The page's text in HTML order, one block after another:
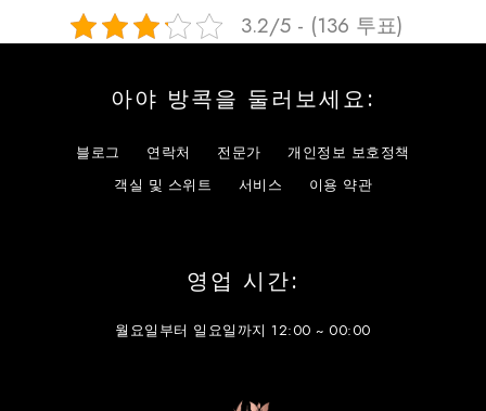
3.2/5 - (136 투표)
아야 방콕을 둘러보세요:
블로그 연락처 전문가
개인정보 보호정책
객실 및 스위트
서비스 이용 약관
영업 시간:
월요일부터 일요일까지 12:00 ~ 00:00